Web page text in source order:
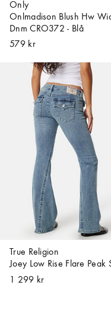
Only
Onlmadison Blush Hw
Dnm CRO372 - Blå
579 kr
True Religion
Joey Low Rise Flare Peak
1 299 kr